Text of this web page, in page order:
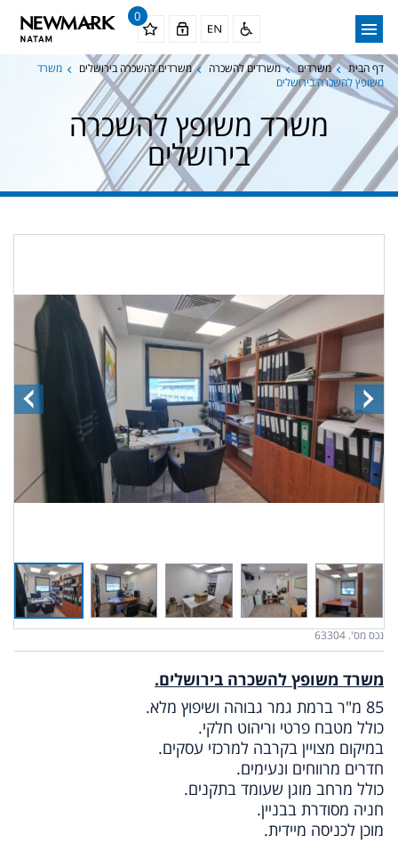
0
דף הבית משרדים משרדים להשכרה משרדים להשכרה בירושלים
משרד
משופץ להשכרה בירושלים
משרד משופץ להשכרה
בירושלים
נכס מס'. 63304
משרד משופץ להשכרה בירושלים.
85 מ"ר ברמת גמר גבוהה ושיפוץ מלא.
כולל מטבח פרטי וריהוט חלקי.
במיקום מצויין בקרבה למרכזי עסקים.
חדרים מרווחים ונעימים.
כולל מרחב מוגן שעומד בתקנים.
חניה מסודרת בבניין.
מוכן לכניסה מיידית.